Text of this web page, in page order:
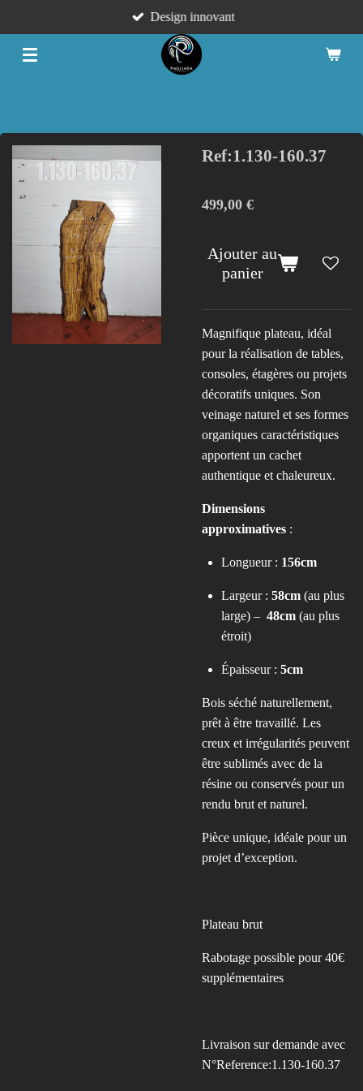
au
contenu
Design innovant
Ref:1.130-160.37
499,00 €
Ajouter au
panier
Magnifique plateau, idéal
pour la réalisation de tables,
consoles, étagères ou projets
décoratifs uniques. Son
veinage naturel et ses formes
organiques caractéristiques
apportent un cachet
authentique et chaleureux.
Dimensions
approximatives :
Longueur : 156cm
Largeur : 58cm (au plus
large) – 48cm (au plus
étroit)
Épaisseur : 5cm
Bois séché naturellement,
prêt à être travaillé. Les
creux et irrégularités peuvent
être sublimés avec de la
résine ou conservés pour un
rendu brut et naturel.
Pièce unique, idéale pour un
projet d’exception.
Plateau brut
Rabotage possible pour 40€
supplémentaires
Livraison sur demande avec
N°Reference:1.130-160.37